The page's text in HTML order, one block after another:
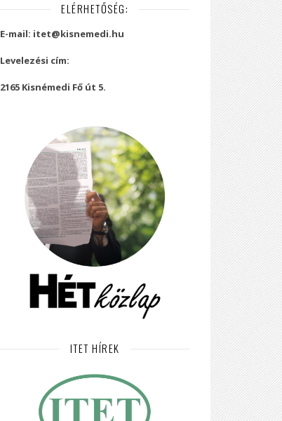
ELÉRHETŐSÉG:
E-mail: itet@kisnemedi.hu
Levelezési cím:
2165 Kisnémedi Fő út 5.
ITET HÍREK